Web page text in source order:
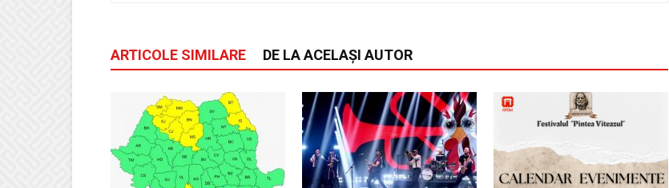
ARTICOLE SIMILARE DE LA ACELAȘI AUTOR